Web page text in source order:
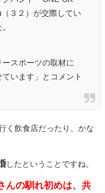
３２）が交際してい
スポーツの取材に
ています」とコメント
く飲食店だったり、かな
したということですね。
んの馴れ初めは、共